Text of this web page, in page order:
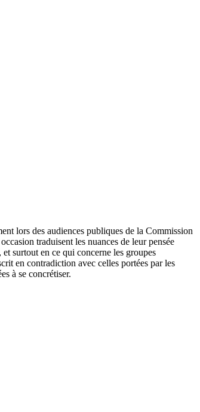
lors des audiences publiques de la Commission
traduisent les nuances de leur pensée
surtout en ce qui concerne les groupes
en contradiction avec celles portées par les
à se concrétiser.